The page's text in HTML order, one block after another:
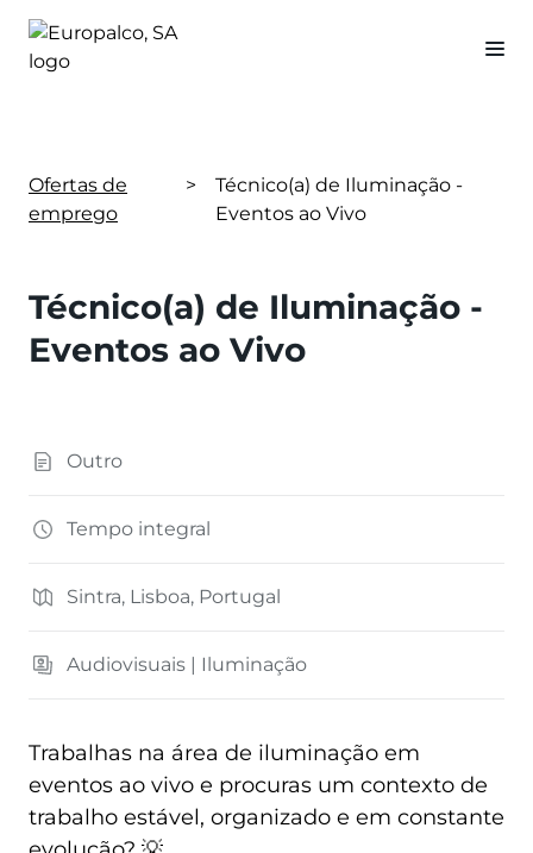
Ofertas de
emprego
>
Técnico(a) de Iluminação -
Eventos ao Vivo
Técnico(a) de Iluminação -
Eventos ao Vivo
Outro
Tempo integral
Sintra, Lisboa, Portugal
Audiovisuais | Iluminação
Trabalhas na área de iluminação em
eventos ao vivo e procuras um contexto de
trabalho estável, organizado e em constante